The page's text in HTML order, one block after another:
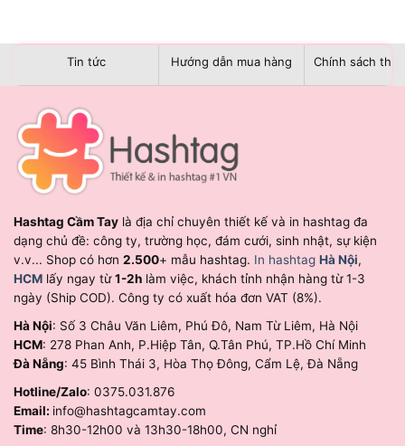
Tin tức Hướng dẫn mua hàng Chính sách
Hashtag Cầm Tay là địa chỉ chuyên thiết kế và in hashtag đa
dạng chủ đề: công ty, trường học, đám cưới, sinh nhật, sự kiện
v.v... Shop có hơn 2.500+ mẫu hashtag. In hashtag Hà Nội,
HCM lấy ngay từ1-2h làm việc, khách tỉnh nhận hàng từ 1-3
ngày (Ship COD). Công ty có xuất hóa đơn VAT (8%).
Hà Nội: Số 3 Châu Văn Liêm, Phú Đô, Nam Từ Liêm, Hà Nội
HCM: 278 Phan Anh, P.Hiệp Tân, Q.Tân Phú, TP.Hồ Chí Minh
Đà Nẵng: 45 Bình Thái 3, Hòa Thọ Đông, Cẩm Lệ, Đà Nẵng
Hotline/Zalo: 0375.031.876
Email: info@hashtagcamtay.com
Time: 8h30-12h00 và 13h30-18h00, CN nghỉ